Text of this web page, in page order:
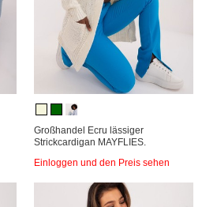
Großhandel Ecru lässiger
Strickcardigan MAYFLIES.
Einloggen und den Preis sehen